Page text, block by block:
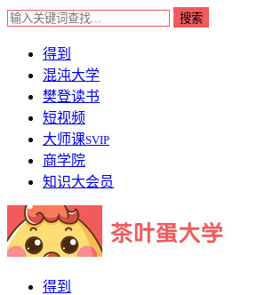
得到
混沌大学
樊登读书
短视频
大师课SVIP
商学院
知识大会员
得到